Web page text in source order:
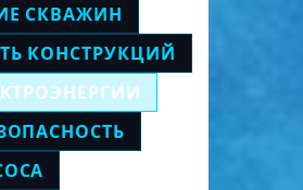
СКВАЖИН
КОНСТРУКЦИЙ